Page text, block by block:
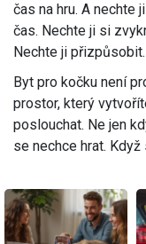
čas na hru. A nechte
čas. Nechte ji si
Nechte ji přizpůsobit.
Byt pro kočku není
prostor, který
poslouchat. Ne jen
se nechce hrat.